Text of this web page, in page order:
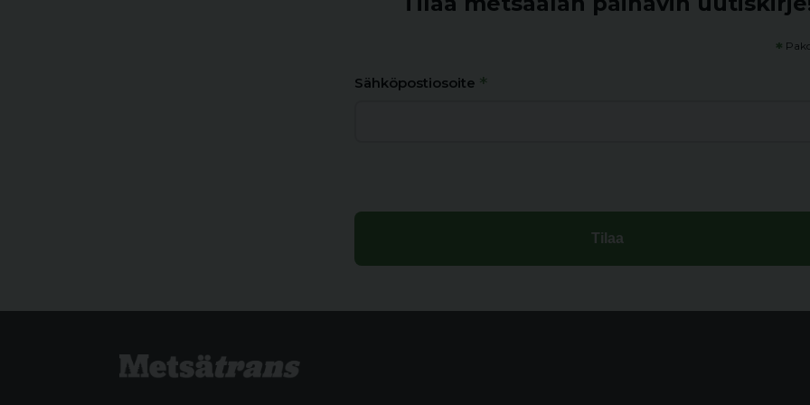
*
Sähköpostiosoite *